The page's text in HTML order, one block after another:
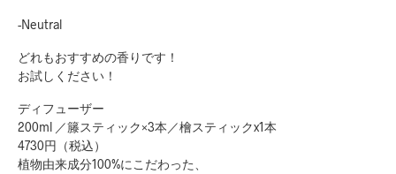
-Neutral
どれもおすすめの香りです！
お試しください！
ディフューザー
200ml ／籐スティック×3本／檜スティックx1本
4730円（税込）
植物由来成分100%にこだわった、